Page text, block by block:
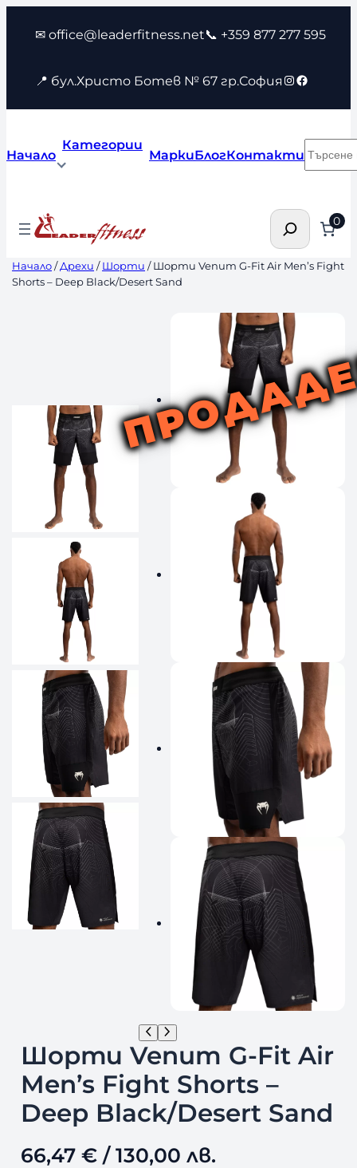
съдържанието
✉ office@leaderfitness.net📞 +359 877 277 595
📍 бул.Христо Ботев № 67 гр.София Instagram
Facebook
Начало
Категории
МаркиБлогКонтакти
Търсене 0
Начало/Дрехи /Шорти / Шорти Venum G-Fit Air Men’s Fight
Shorts – Deep Black/Desert Sand
Шорти Venum G-Fit Air
Men’s Fight Shorts –
Deep Black/Desert Sand
66,47 €/ 130,00 лв.